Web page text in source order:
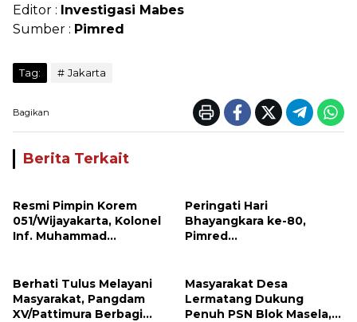
Editor : Investigasi Mabes
Sumber : Pimred
Tag: Jakarta
Bagikan
Berita Terkait
Resmi Pimpin Korem
051/Wijayakarta, Kolonel
Inf. Muhammad
Peringati Hari
Bhayangkara ke-80,
Pimred
Apresiasi dan Ucapan
Selamat kepada Kapolres
Sijunjung
Berhati Tulus Melayani
Masyarakat, Pangdam
XV/Pattimura Berbagi
Masyarakat Desa
Lermatang Dukung
Penuh PSN Blok Masela,